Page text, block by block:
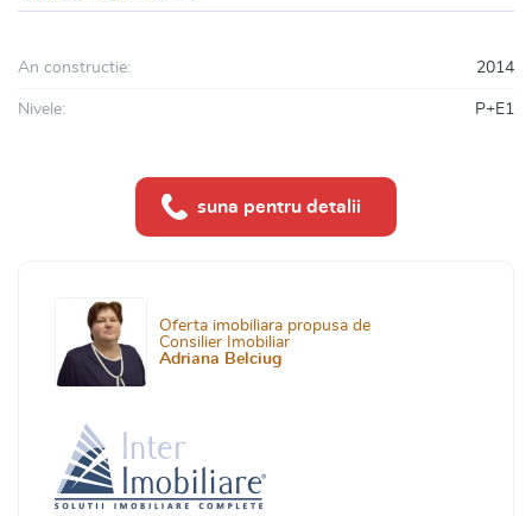
An constructie: 2014
Nivele: P+E1
suna pentru detalii
Oferta imobiliara propusa de
Consilier Imobiliar
Adriana Belciug